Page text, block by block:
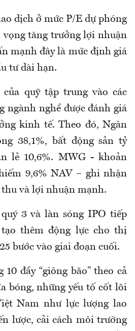
dịch ở mức P/E dự phóng
vọng tăng trưởng lợi nhuận
mạnh đây là mức định giá
tư dài hạn.
quỹ tập trung vào các
ngành nghề được đánh giá
kinh tế. Theo đó, Ngân
38,1%, bất động sản tỷ
lẻ 10,6%. MWG - khoản
9,6% NAV – ghi nhận
và lợi nhuận mạnh.
3 và làn sóng IPO tiếp
thêm động lực cho thị
bước vào giai đoạn cuối.
đầy “giông bão” theo cả
bóng, những yếu tố cốt lõi
Nam như lực lượng lao
lược, cải cách môi trường